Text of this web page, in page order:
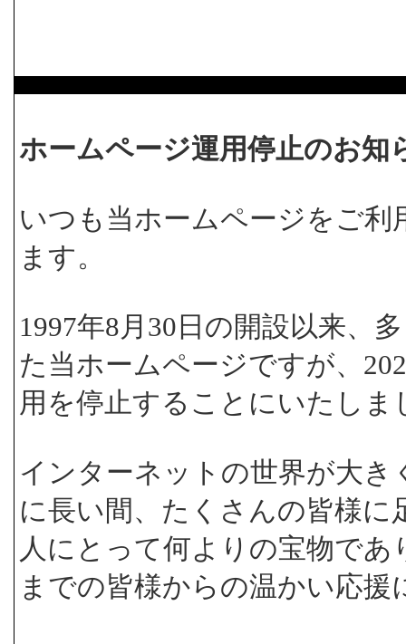
ホームページ運用停止のお知
いつも当ホームページをご
ます。
1997年8月30日の開設以来、
た当ホームページですが、
用を停止することにいたしま
インターネットの世界が大
に長い間、たくさんの皆様
人にとって何よりの宝物で
までの皆様からの温かい応